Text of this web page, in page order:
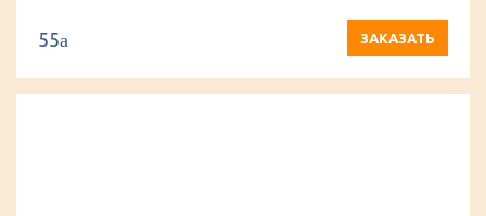
55a ЗАКАЗАТЬ